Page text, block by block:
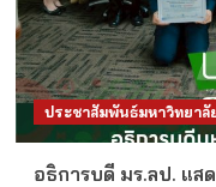
ประชาสัมพันธ์มหาวิทยาลั
อธิการบดี มร.ลป. แส